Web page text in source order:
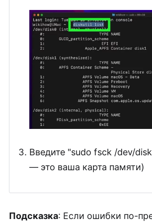
Введите "sudo fsck /dev/
— это ваша карта памяти)
Подсказка: Если ошибки по-